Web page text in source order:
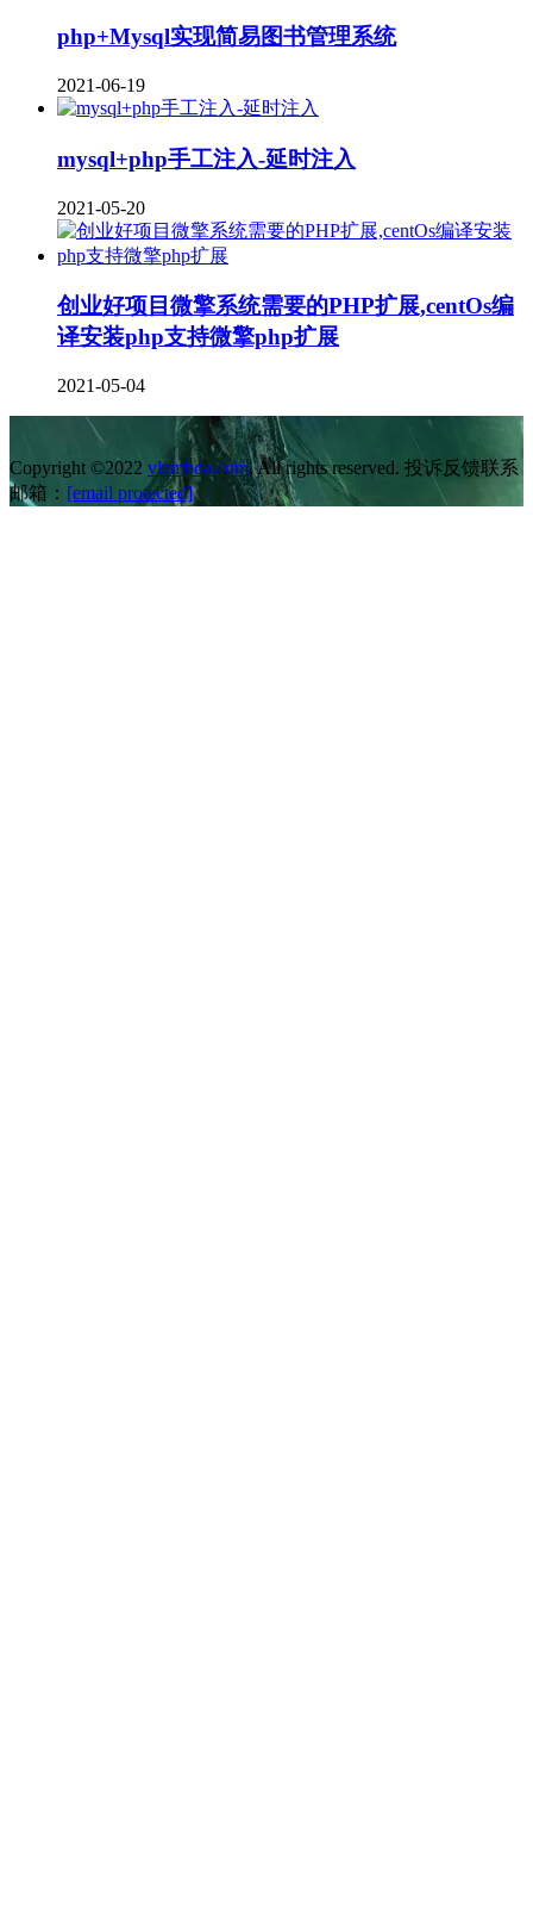
php+Mysql实现简易图书管理系统
2021-06-19
mysql+php手工注入-延时注入
2021-05-20
创业好项目微擎系统需要的PHP扩展,centOs编
译安装php支持微擎php扩展
2021-05-04
Copyright ©2022 vlambda.com. All rights reserved. 投诉反馈联系
邮箱： [email protected]